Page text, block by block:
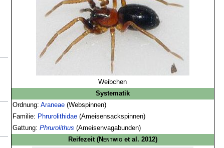
Weibchen
Systematik
Ordnung: Araneae(Webspinnen)
Familie: Phrurolithidae(Ameisensackspinnen)
Gattung: Phrurolithus (Ameisenvagabunden)
Reifezeit (Nentwiget al. 2012)